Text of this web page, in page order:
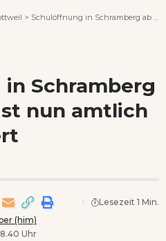
> Schulöffnung in Schramberg ab Mittwoch ist nun amtlich +++ aktualisiert
Schramberg
nun amtlich
(him)
Uhr
Lesezeit 1 Min.